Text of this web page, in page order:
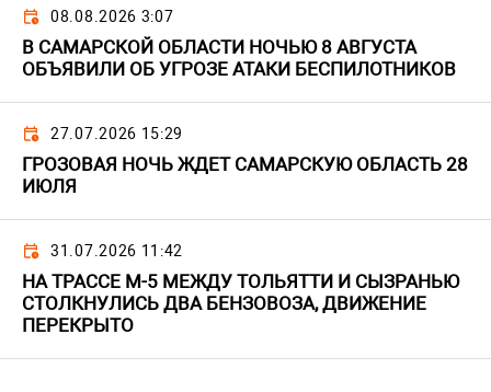
08.08.2026 3:07
В САМАРСКОЙ ОБЛАСТИ НОЧЬЮ 8 АВГУСТА
ОБЪЯВИЛИ ОБ УГРОЗЕ АТАКИ БЕСПИЛОТНИКОВ
27.07.2026 15:29
ГРОЗОВАЯ НОЧЬ ЖДЕТ САМАРСКУЮ ОБЛАСТЬ 28
ИЮЛЯ
31.07.2026 11:42
НА ТРАССЕ М-5 МЕЖДУ ТОЛЬЯТТИ И СЫЗРАНЬЮ
СТОЛКНУЛИСЬ ДВА БЕНЗОВОЗА, ДВИЖЕНИЕ
ПЕРЕКРЫТО